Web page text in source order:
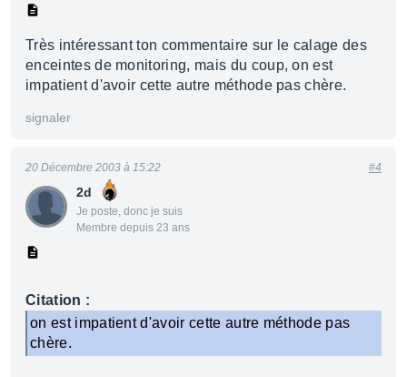
Très intéressant ton commentaire sur le calage des
enceintes de monitoring, mais du coup, on est
impatient d'avoir cette autre méthode pas chère.
signaler
2d
Je poste, donc je suis
Membre depuis 23 ans
20 Décembre 2003 à 15:22 #4
Citation :
on est impatient d'avoir cette autre méthode pas
chère.